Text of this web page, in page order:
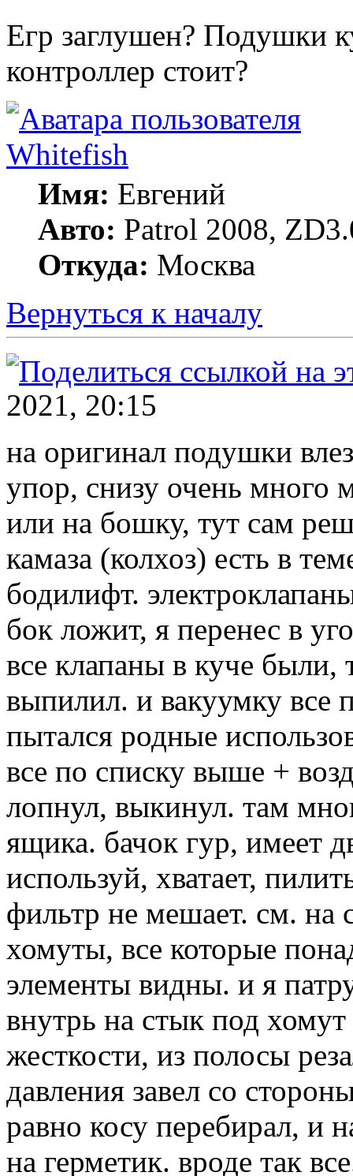
Егр заглушен? Подушки
контроллер стоит?
Whitefish
Имя: Евгений
Авто: Patrol 2008,
Откуда: Москва
Вернуться к началу
2021, 20:15
на оригинал подушки
упор, снизу очень много
или на бошку, тут сам
камаза (колхоз) есть в
бодилифт.
бок ложит, я перенес в
все клапаны в куче
выпилил. и вакуумку все
пытался родные
все по списку выше +
лопнул, выкинул. там
ящика. бачок гур, имеет
используй, хватает,
фильтр не мешает. см. на
хомуты, все которые
элементы видны. и я
внутрь на стык под
жесткости, из полосы
давления завел со
равно косу перебирал, и
на герметик. вроде так